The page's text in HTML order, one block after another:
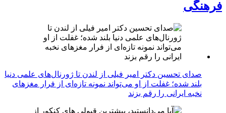
فرهنگی
صدای تحسین دکتر امیر فیلی از لندن تا ژورنال‌های علمی دنیا
بلند شده؛ غفلت از او می‌تواند نمونه تازه‌ای از فرار مغزهای
نخبه ایرانی را رقم بزند